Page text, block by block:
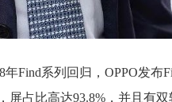
Find系列回归，OPPO发布
占比高达93.8%，并且有